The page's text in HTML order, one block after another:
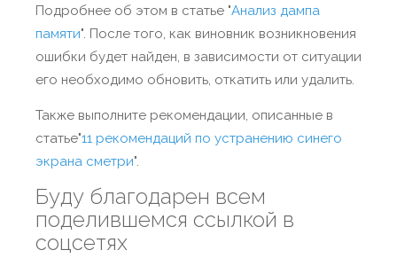
Подробнее об этом в статье "Анализ дампа
памяти". После того, как виновник возникновения
ошибки будет найден, в зависимости от ситуации
его необходимо обновить, откатить или удалить.
Также выполните рекомендации, описанные в
статье"11 рекомендаций по устранению синего
экрана сметри".
Буду благодарен всем
поделившемся ссылкой в
соцсетях